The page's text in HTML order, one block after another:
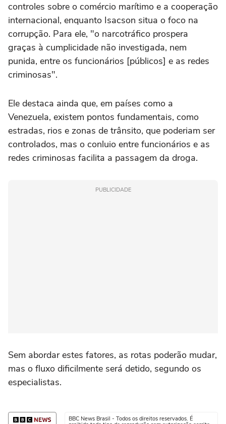
controles sobre o comércio marítimo e a cooperação
internacional, enquanto Isacson situa o foco na
corrupção. Para ele, "o narcotráfico prospera
graças à cumplicidade não investigada, nem
punida, entre os funcionários [públicos] e as redes
criminosas".
Ele destaca ainda que, em países como a
Venezuela, existem pontos fundamentais, como
estradas, rios e zonas de trânsito, que poderiam ser
controlados, mas o conluio entre funcionários e as
redes criminosas facilita a passagem da droga.
PUBLICIDADE
Sem abordar estes fatores, as rotas poderão mudar,
mas o fluxo dificilmente será detido, segundo os
especialistas.
BBC News Brasil - Todos os direitos reservados. É